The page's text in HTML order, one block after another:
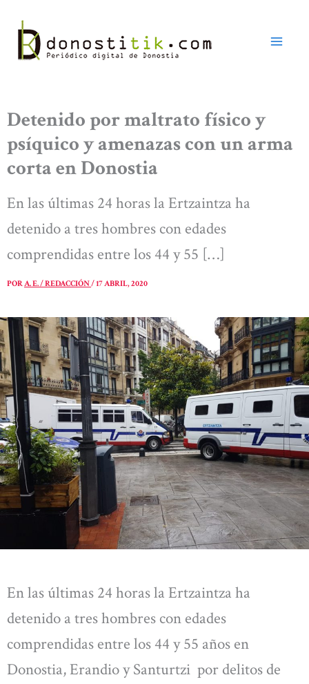
contenido
Detenido por maltrato físico y
psíquico y amenazas con un arma
corta en Donostia
En las últimas 24 horas la Ertzaintza ha
detenido a tres hombres con edades
comprendidas entre los 44 y 55 […]
PORA. E. / REDACCIÓN/17 ABRIL, 2020
En las últimas 24 horas la Ertzaintza ha
detenido a tres hombres con edades
comprendidas entre los 44 y 55 años en
Donostia, Erandio y Santurtzi por delitos de